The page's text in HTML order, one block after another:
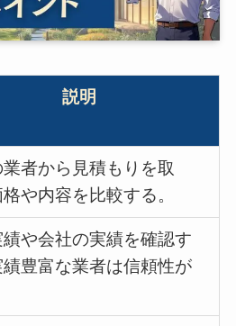
説明
者から見積もりを取
格や内容を比較する。
や会社の実績を確認す
績豊富な業者は信頼性が